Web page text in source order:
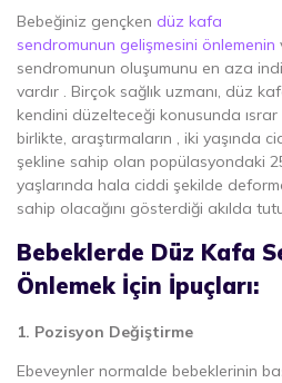
Bebeğiniz gençken düz kafa
sendromunun gelişmesini önlemenin
sendromunun oluşumunu en aza
vardır . Birçok sağlık uzmanı, düz
kendini düzelteceği konusunda
birlikte, araştırmaların , iki yaşında
şekline sahip olan popülasyondaki
yaşlarında hala ciddi şekilde
sahip olacağını gösterdiği akılda
Bebeklerde Düz Kafa
Önlemek İçin İpuçları:
1. Pozisyon Değiştirme
Ebeveynler normalde bebeklerinin